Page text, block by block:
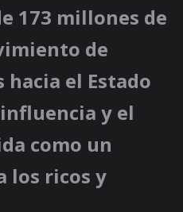
173 millones de
de
el Estado
y el
como un
los ricos y